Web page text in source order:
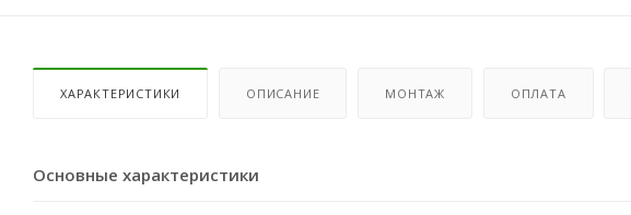
ХАРАКТЕРИСТИКИ ОПИСАНИЕ МОНТАЖ ОПЛАТА
Основные характеристики